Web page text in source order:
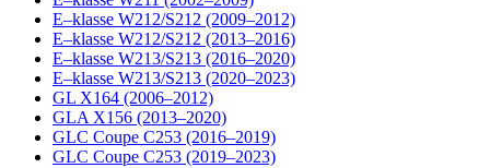
E–klasse W212/S212 (2009–2012)
E–klasse W212/S212 (2013–2016)
E–klasse W213/S213 (2016–2020)
E–klasse W213/S213 (2020–2023)
GL X164 (2006–2012)
GLA X156 (2013–2020)
GLC Coupe C253 (2016–2019)
GLC Coupe C253 (2019–2023)